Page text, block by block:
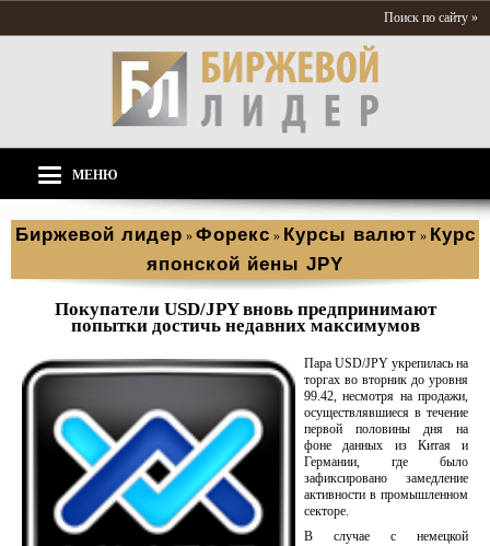
Поиск по сайту »
МЕНЮ
Биржевой лидер » Форекс » Курсы валют » Курс
японской йены JPY
Покупатели USD/JPY вновь предпринимают
попытки достичь недавних максимумов
Пара USD/JPY укрепилась на
торгах во вторник до уровня
99.42, несмотря на продажи,
осуществлявшиеся в течение
первой половины дня на
фоне данных из Китая и
Германии, где было
зафиксировано замедление
активности в промышленном
секторе.
В случае с немецкой